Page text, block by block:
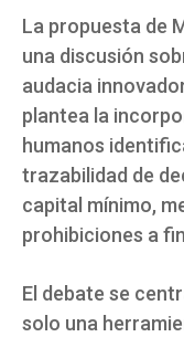
La propuesta de
una discusión
audacia
plantea la
humanos
trazabilidad de
capital mínimo,
prohibiciones a
El debate se
solo una